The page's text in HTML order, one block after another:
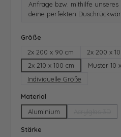
Anfrage bzw. mithilfe
deine perfekten
Größe
2x 200 x 90 cm
2x 200 x
2x 210 x 100 cm
Muster 10
Individuelle Größe
Material
Aluminium
Stärke